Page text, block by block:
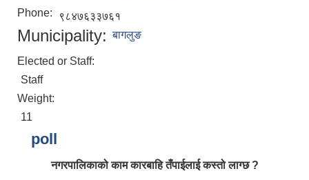
Phone: ९८४७६३३७६१
Municipality: बागलुङ
Elected or Staff:
Staff
Weight:
11
poll
नगरपालिकाको काम कारबाहि तँपाईलाई कस्तो लाग्छ ?